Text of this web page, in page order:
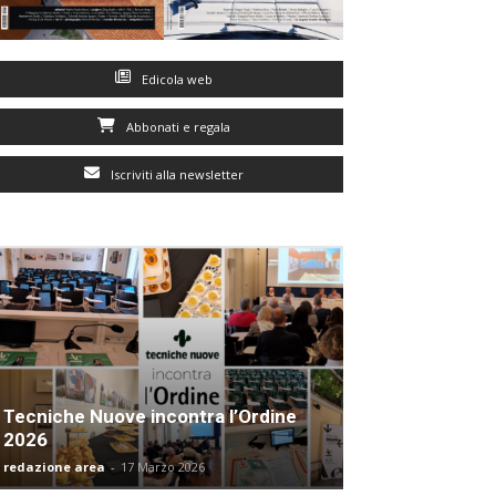
Edicola web
Abbonati e regala
Iscriviti alla newsletter
Tecniche Nuove incontra l’Ordine
2026
redazione area - 17 Marzo 2026